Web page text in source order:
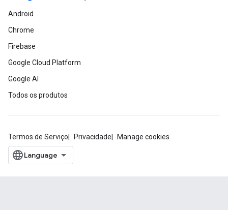
Android
Chrome
Firebase
Google Cloud Platform
Google AI
Todos os produtos
Termos de Serviço Privacidade Manage cookies